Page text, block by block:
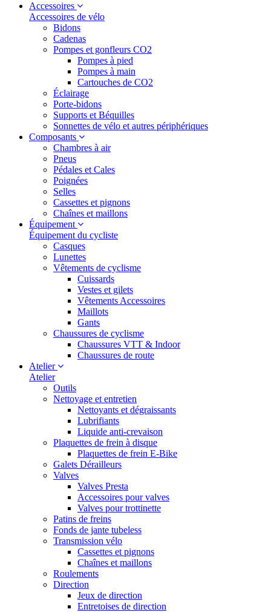
Accessoires
Accessoires de vélo
Bidons
Cadenas
Pompes et gonfleurs CO2
Pompes à pied
Pompes à main
Cartouches de CO2
Éclairage
Porte-bidons
Supports et Béquilles
Sonnettes de vélo et autres périphériques
Composants
Chambres à air
Pneus
Pédales et Cales
Poignées
Selles
Cassettes et pignons
Chaînes et maillons
Équipement
Équipement du cycliste
Casques
Lunettes
Vêtements de cyclisme
Cuissards
Vestes et gilets
Vêtements Accessoires
Maillots
Gants
Chaussures de cyclisme
Chaussures VTT & Indoor
Chaussures de route
Atelier
Atelier
Outils
Nettoyage et entretien
Nettoyants et dégraissants
Lubrifiants
Liquide anti-crevaison
Plaquettes de frein à disque
Plaquettes de frein E-Bike
Galets Dérailleurs
Valves
Valves Presta
Accessoires pour valves
Valves pour trottinette
Patins de freins
Fonds de jante tubeless
Transmission vélo
Cassettes et pignons
Chaînes et maillons
Roulements
Direction
Jeux de direction
Entretoises de direction